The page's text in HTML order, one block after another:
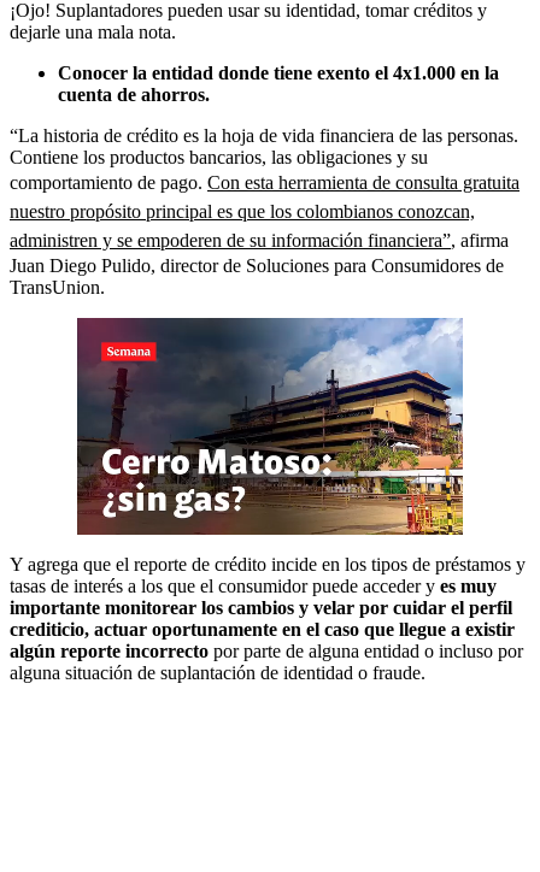
¡Ojo! Suplantadores pueden usar su identidad, tomar créditos y
dejarle una mala nota.
Conocer la entidad donde tiene exento el 4x1.000 en la
cuenta de ahorros.
“La historia de crédito es la hoja de vida financiera de las personas.
Contiene los productos bancarios, las obligaciones y su
comportamiento de pago. Con esta herramienta de consulta gratuita
nuestro propósito principal es que los colombianos conozcan,
administren y se empoderen de su información financiera”, afirma
Juan Diego Pulido, director de Soluciones para Consumidores de
TransUnion.
Y agrega que el reporte de crédito incide en los tipos de préstamos y
tasas de interés a los que el consumidor puede acceder y es muy
importante monitorear los cambios y velar por cuidar el perfil
crediticio, actuar oportunamente en el caso que llegue a existir
algún reporte incorrecto por parte de alguna entidad o incluso por
alguna situación de suplantación de identidad o fraude.